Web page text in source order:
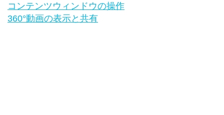
コンテンツウィンドウの操作
360°動画の表示と共有